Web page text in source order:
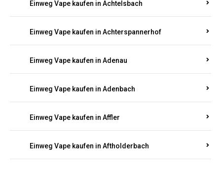
Einweg Vape kaufen in Achtelsbach
Einweg Vape kaufen in Achterspannerhof
Einweg Vape kaufen in Adenau
Einweg Vape kaufen in Adenbach
Einweg Vape kaufen in Affler
Einweg Vape kaufen in Aftholderbach